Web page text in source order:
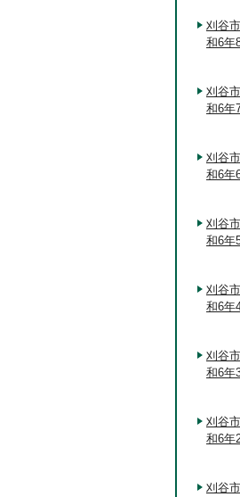
刈谷
和6年
刈谷
和6年
刈谷
和6年
刈谷
和6年
刈谷
和6年
刈谷
和6年
刈谷
和6年
刈谷